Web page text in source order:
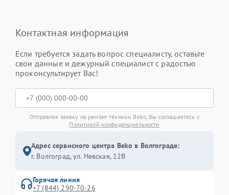
Контактная информация
Если требуется задать вопрос специалисту, оставьте
свои данные и дежурный специалист с радостью
проконсультирует Вас!
Отправляя заявку на ремонт техники Beko, Вы соглашаетесь с
Политикой конфиденциальности
Адрес сервисного центра Beko в Волгограде:
г. Волгоград, ул. Невская, 12В
Горячая линия
+7 (844) 290-70-26